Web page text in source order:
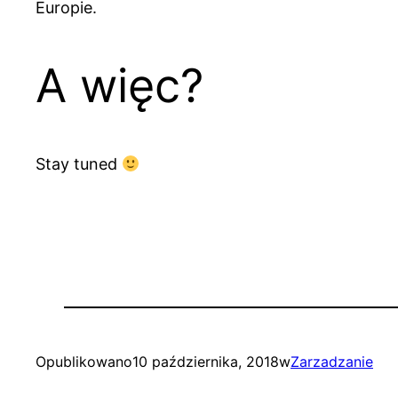
Europie.
A więc?
Stay tuned
Opublikowano10 października, 2018wZarzadzanie